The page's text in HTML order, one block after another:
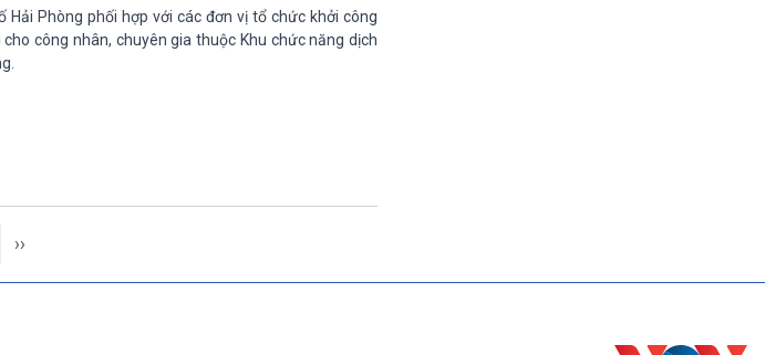
Hải Phòng phối hợp với các đơn vị tổ chức khởi công
công nhân, chuyên gia thuộc Khu chức năng dịch
››
23h15-23h25